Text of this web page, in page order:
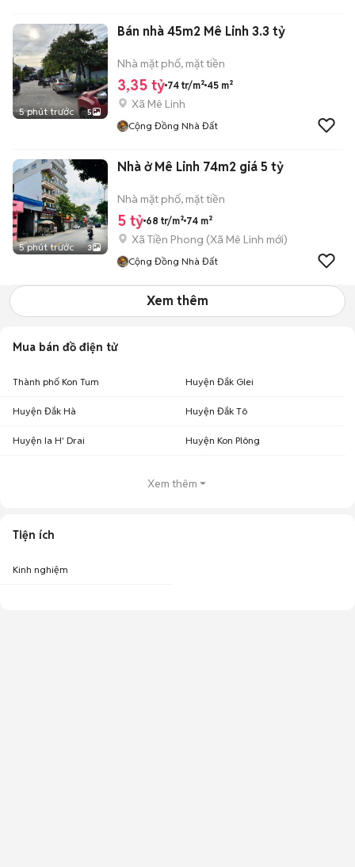
5 phút trước 5
Bán nhà 45m2 Mê Linh 3.3 tỷ
Nhà mặt phố, mặt tiền
3,35 tỷ 74 tr/m² 45 m²
Xã Mê Linh
Cộng Đồng Nhà Đất
5 phút trước 3
Nhà ở Mê Linh 74m2 giá 5 tỷ
Nhà mặt phố, mặt tiền
5 tỷ 68 tr/m² 74 m²
Xã Tiền Phong (Xã Mê Linh mới)
Cộng Đồng Nhà Đất
Xem thêm
Mua bán đồ điện tử
Thành phố Kon Tum Huyện Đắk Glei
Huyện Đắk Hà Huyện Đắk Tô
Huyện Ia H' Drai Huyện Kon Plông
Xem thêm
Tiện ích
Kinh nghiệm